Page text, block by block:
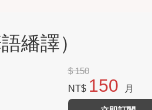
繙譯）
$ 150
NT$ 150 月